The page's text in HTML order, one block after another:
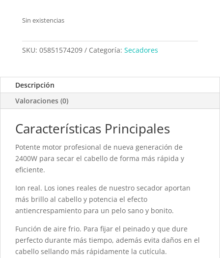
Sin existencias
SKU: 05851574209 Categoría: Secadores
Descripción
Valoraciones (0)
Características Principales
Potente motor profesional de nueva generación de
2400W para secar el cabello de forma más rápida y
eficiente.
Ion real. Los iones reales de nuestro secador aportan
más brillo al cabello y potencia el efecto
antiencrespamiento para un pelo sano y bonito.
Función de aire frio. Para fijar el peinado y que dure
perfecto durante más tiempo, además evita daños en el
cabello sellando más rápidamente la cutícula.